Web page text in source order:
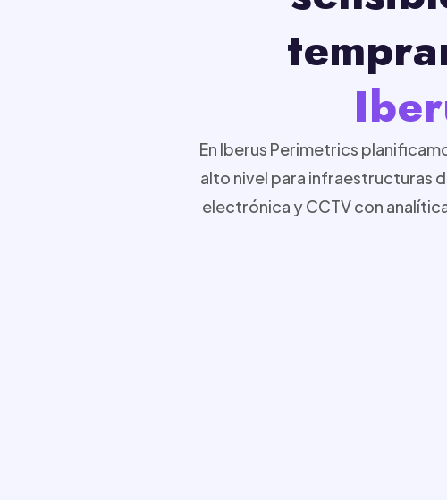
En Iberus Perimetrics
alto nivel para infraestructuras
electrónica y CCTV con